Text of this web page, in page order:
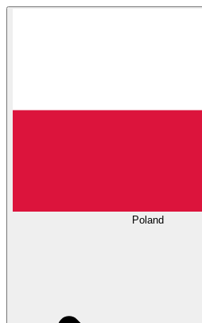
Poland